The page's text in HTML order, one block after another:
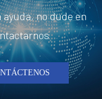
ayuda, no dude en